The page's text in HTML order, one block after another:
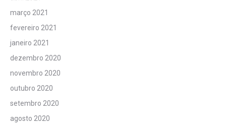
março 2021
fevereiro 2021
janeiro 2021
dezembro 2020
novembro 2020
outubro 2020
setembro 2020
agosto 2020